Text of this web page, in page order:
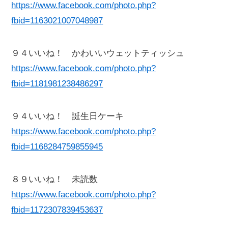
https://www.facebook.com/photo.php?
fbid=1163021007048987
９４いいね！ かわいいウェットティッシュ
https://www.facebook.com/photo.php?
fbid=1181981238486297
９４いいね！ 誕生日ケーキ
https://www.facebook.com/photo.php?
fbid=1168284759855945
８９いいね！ 未読数
https://www.facebook.com/photo.php?
fbid=1172307839453637